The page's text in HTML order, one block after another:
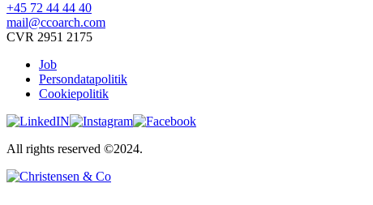
+45 72 44 44 40
mail@ccoarch.com
CVR 2951 2175
Job
Persondatapolitik
Cookiepolitik
All rights reserved ©2024.